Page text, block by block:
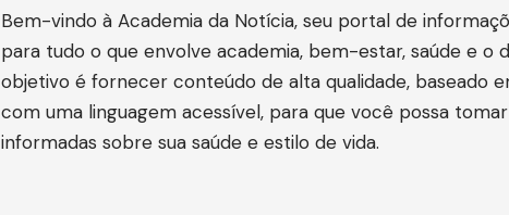
Bem-vindo à Academia da Notícia, seu portal de
para tudo o que envolve academia, bem-estar, saúde e o
objetivo é fornecer conteúdo de alta qualidade, baseado
com uma linguagem acessível, para que você possa
informadas sobre sua saúde e estilo de vida.